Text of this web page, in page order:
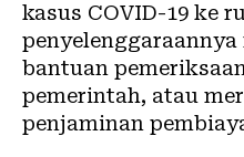
kasus COVID-19 ke
bantuan
pemerintah, atau
penjaminan